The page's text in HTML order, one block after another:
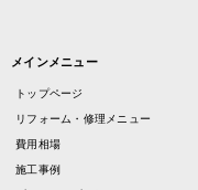
メインメニュー
トップページ
リフォーム・修理メニュー
費用相場
施工事例